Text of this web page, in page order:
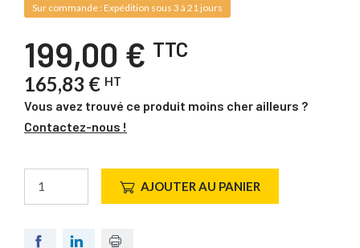
Sur commande : Expédition sous 3 à 21 jours
199,00 € TTC
165,83 € HT
Vous avez trouvé ce produit moins cher ailleurs ?
Contactez-nous !
AJOUTER AU PANIER